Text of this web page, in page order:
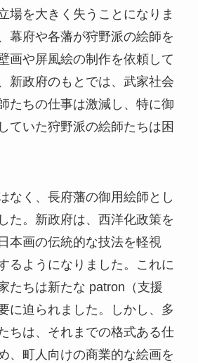
場を大きく失うことになりま
幕府や各藩が狩野派の絵師を
画や屏風絵の制作を依頼して
新政府のもとでは、武家社会
たちの仕事は激減し、特に御
ていた狩野派の絵師たちは困
なく、長府藩の御用絵師とし
た。新政府は、西洋化政策を
本画の伝統的な技法を軽視
るようになりました。これに
たちは新たな patron（支援
に迫られました。しかし、多
ちは、それまでの格式ある仕
、町人向けの商業的な絵画を